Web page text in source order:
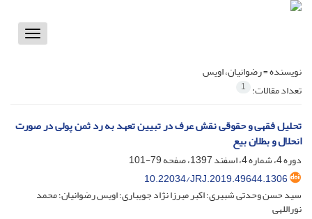
Toggle
نویسنده =رضوانیان، اویس
تعداد مقالات: 1
تحلیل فقهی و حقوقی نقش عرف در تبیین تعهد به رد ثمن پولی در صورت
انحلال و بطلان بیع
دوره 4، شماره 4، اسفند 1397، صفحه
79-101
10.22034/JRJ.2019.49644.1306
سید حسن وحدتی شبیری؛ اکبر میرزا نژاد جویباری؛ اویس رضوانیان؛ محمد
نوراللهی